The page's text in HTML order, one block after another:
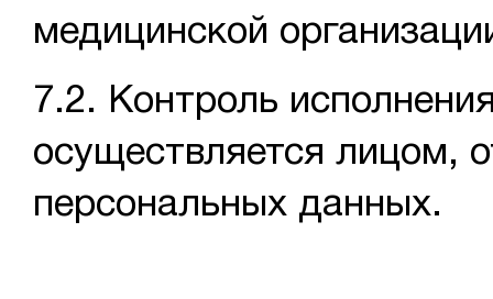
медицинской
7.2. Контроль
осуществляется лицом,
персональных данных.